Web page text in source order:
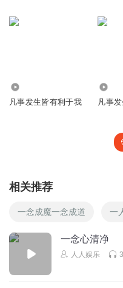
凡事发生皆有利于我 凡事
相关推荐
一念成魔一念成道 一
一念心清净
人人娱乐